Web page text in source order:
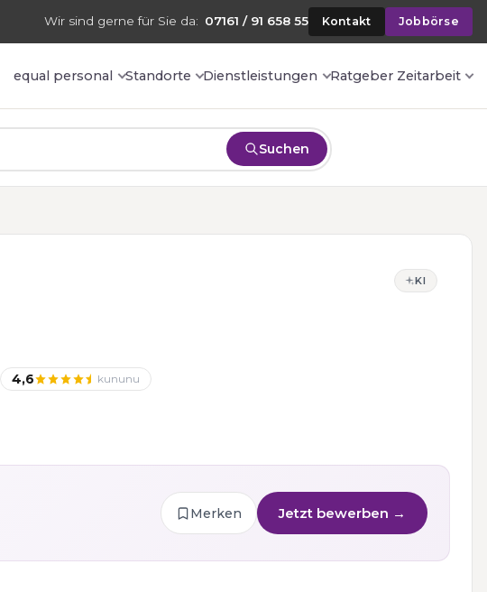
Wir sind gerne für Sie da: 07161 / 91 658 55 Kontakt Jobbörse
equal personal Standorte Dienstleistungen Ratgeber Zeitarbeit
Suchen
KI
4,6
kununu
Merken Jetzt bewerben →